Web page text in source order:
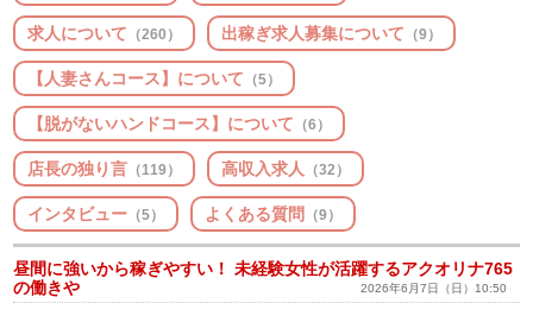
求人について （260） 出稼ぎ求人募集について （9）
【人妻さんコース】について （5）
【脱がないハンドコース】について （6）
店長の独り言 （119） 高収入求人 （32）
インタビュー （5） よくある質問 （9）
昼間に強いから稼ぎやすい！ 未経験女性が活躍するアクオリナ765
の働きや
2026年6月7日（日）10:50